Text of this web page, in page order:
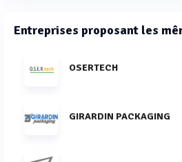
Entreprises proposant les
OSERTECH
GIRARDIN PACKAGING